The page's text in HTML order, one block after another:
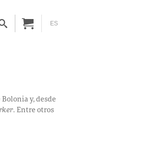
ES
y, desde
. Entre otros